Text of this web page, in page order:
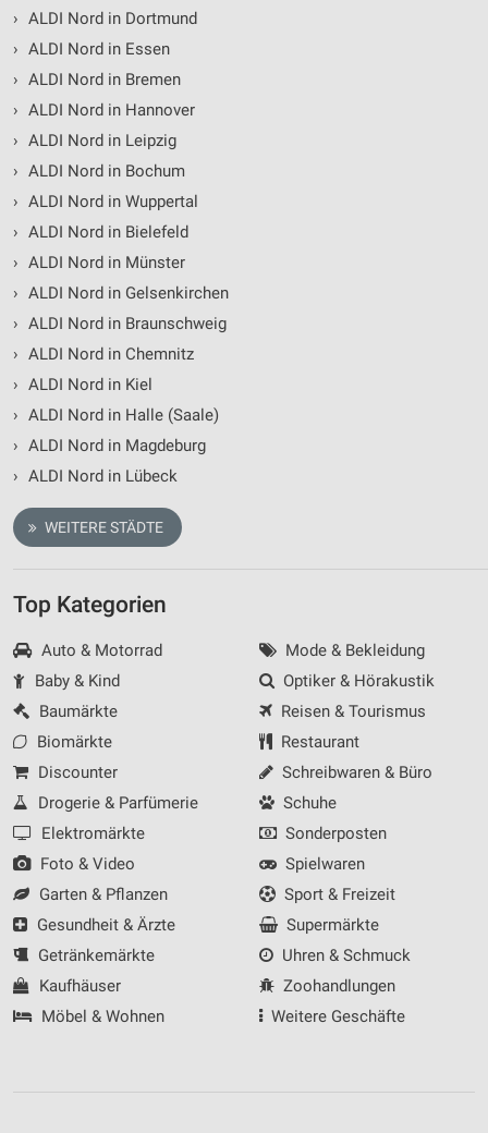
› ALDI Nord in Dortmund
› ALDI Nord in Essen
› ALDI Nord in Bremen
› ALDI Nord in Hannover
› ALDI Nord in Leipzig
› ALDI Nord in Bochum
› ALDI Nord in Wuppertal
› ALDI Nord in Bielefeld
› ALDI Nord in Münster
› ALDI Nord in Gelsenkirchen
› ALDI Nord in Braunschweig
› ALDI Nord in Chemnitz
› ALDI Nord in Kiel
› ALDI Nord in Halle (Saale)
› ALDI Nord in Magdeburg
› ALDI Nord in Lübeck
WEITERE STÄDTE
Top Kategorien
Auto & Motorrad
Baby & Kind
Baumärkte
Biomärkte
Discounter
Drogerie & Parfümerie
Elektromärkte
Foto & Video
Garten & Pflanzen
Gesundheit & Ärzte
Getränkemärkte
Kaufhäuser
Möbel & Wohnen
Mode & Bekleidung
Optiker & Hörakustik
Reisen & Tourismus
Restaurant
Schreibwaren & Büro
Schuhe
Sonderposten
Spielwaren
Sport & Freizeit
Supermärkte
Uhren & Schmuck
Zoohandlungen
Weitere Geschäfte